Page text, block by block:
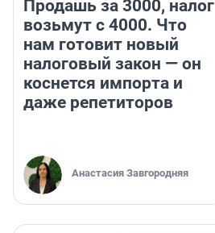
Продашь за 3000, налог
возьмут с 4000. Что
нам готовит новый
налоговый закон — он
коснется импорта и
даже репетиторов
Анастасия Завгородняя